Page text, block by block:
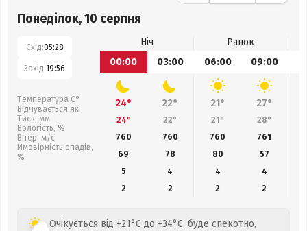
Понеділок, 10 серпня
Схід:05:28
Захід:19:56
Температура С°
Відчувається як
Тиск, мм
Вологість, %
Вітер, м/с
Ймовірність опадів,
%
Ніч
Ранок
00:00
03:00 06:00 09:00
24° 22° 21° 27°
24° 22° 21° 28°
760
760 760 761
69
78 80 57
5
4 4
4
2
2 2 2
Очікується від +21°C до +34°C, буде спекотно,